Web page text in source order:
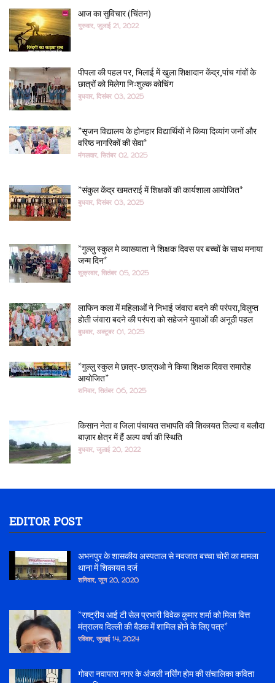
आज का सुविचार (चिंतन)
गुरुवार, जुलाई 21, 2022
पीपला की पहल पर, भिलाई में खुला शिक्षादान केंद्र,पांच गांवों के
छात्रों को मिलेगा निःशुल्क कोचिंग
बुधवार, दिसंबर 03, 2025
*सृजन विद्यालय के होनहार विद्यार्थियों ने किया दिव्यांग जनों और
वरिष्ठ नागरिकों की सेवा*
मंगलवार, सितंबर 02, 2025
*संकुल केंद्र खमतराई में शिक्षकों की कार्यशाला आयोजित*
बुधवार, दिसंबर 03, 2025
*गुल्लु स्कुल मे व्याख्याता ने शिक्षक दिवस पर बच्चों के साथ मनाया
जन्म दिन*
शुक्रवार, सितंबर 05, 2025
लाफिन कला में महिलाओं ने निभाई जंवारा बदने की परंपरा,विलुप्त
होती जंवारा बदने की परंपरा को सहेजने युवाओं की अनूठी पहल
बुधवार, अक्टूबर 01, 2025
*गुल्लु स्कुल मे छात्र-छात्राओ ने किया शिक्षक दिवस समारोह
आयोजित*
शनिवार, सितंबर 06, 2025
किसान नेता व जिला पंचायत सभापति की शिकायत तिल्दा व बलौदा
बाज़ार क्षेत्र में हैं अल्प वर्षा की स्थिति
बुधवार, जुलाई 20, 2022
EDITOR POST
अभनपुर के शासकीय अस्पताल से नवजात बच्चा चोरी का मामला
थाना में शिकायत दर्ज
शनिवार, जून 20, 2020
*राष्ट्रीय आई टी सेल प्रभारी विवेक कुमार शर्मा को मिला वित्त
मंत्रालय दिल्ली की बैठक में शामिल होने के लिए पत्र*
रविवार, जुलाई 14, 2024
गोबरा नवापारा नगर के अंजली नर्सिंग होम की संचालिका कविता